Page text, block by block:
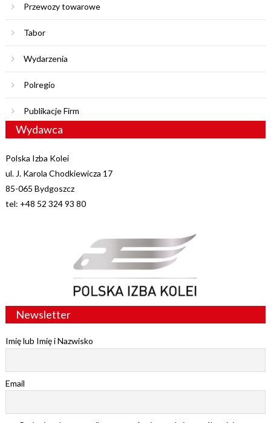
Przewozy towarowe
Tabor
Wydarzenia
Polregio
Publikacje Firm
Wydawca
Polska Izba Kolei
ul. J. Karola Chodkiewicza 17
85-065 Bydgoszcz
tel: +48 52 324 93 80
Newsletter
Imię lub Imię i Nazwisko
Email